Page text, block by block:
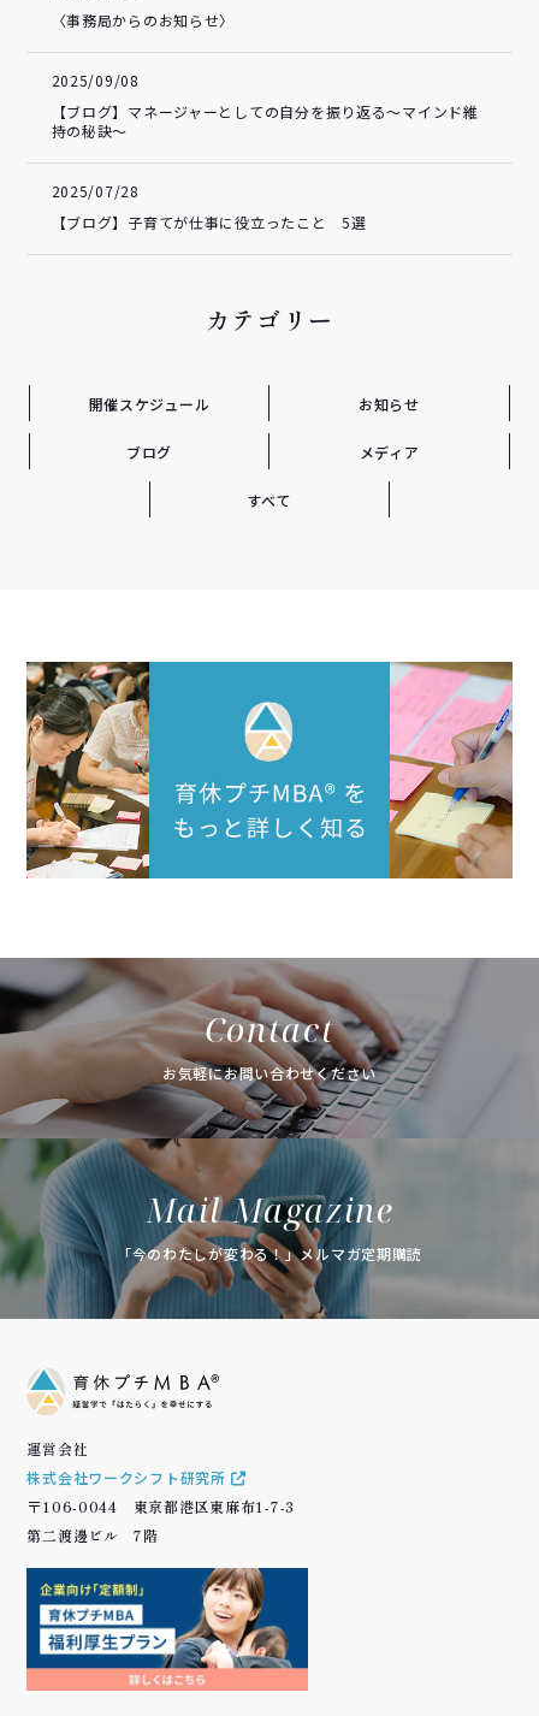
〈事務局からのお知らせ〉
2025/09/08
【ブログ】マネージャーとしての自分を振り返る～マインド維
持の秘訣～
2025/07/28
【ブログ】子育てが仕事に役立ったこと 5選
カテゴリー
開催スケジュール お知らせ
ブログ メディア
すべて
Contact
お気軽にお問い合わせください
Mail Magazine
「今のわたしが変わる！」メルマガ定期購読
運営会社
株式会社ワークシフト研究所
〒106-0044 東京都港区東麻布1-7-3
第二渡邊ビル 7階